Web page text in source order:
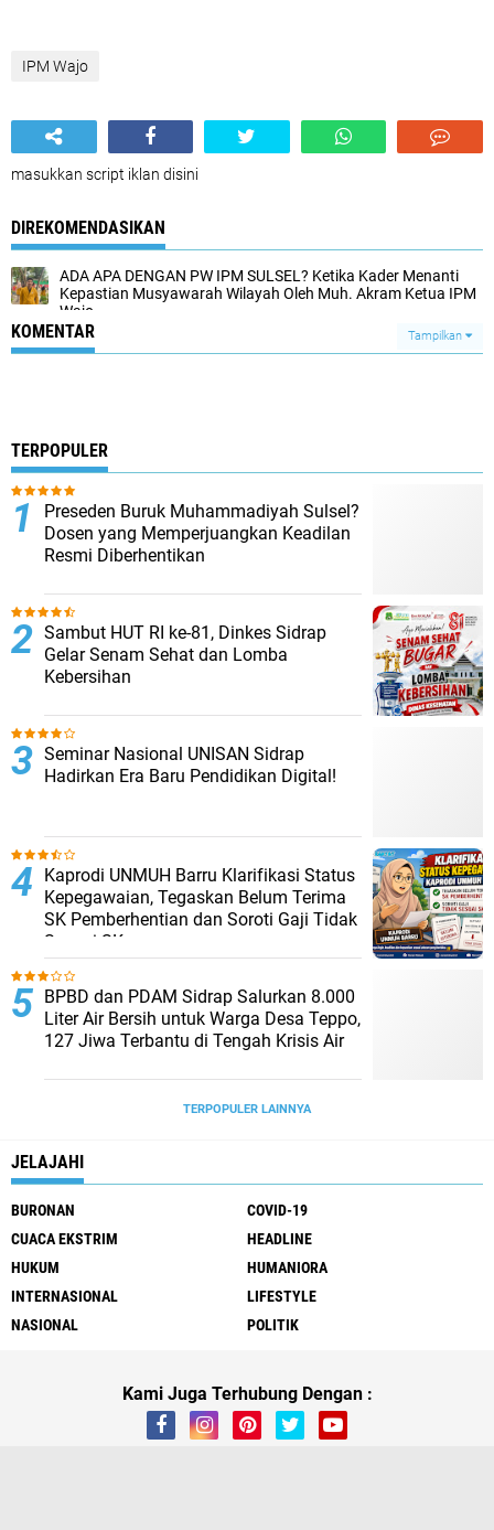
IPM Wajo
masukkan script iklan disini
DIREKOMENDASIKAN
ADA APA DENGAN PW IPM SULSEL? Ketika Kader Menanti
Kepastian Musyawarah Wilayah Oleh Muh. Akram Ketua IPM
Wajo
KOMENTAR Tampilkan
TERPOPULER
Preseden Buruk Muhammadiyah Sulsel?
Dosen yang Memperjuangkan Keadilan
Resmi Diberhentikan
Sambut HUT RI ke-81, Dinkes Sidrap
Gelar Senam Sehat dan Lomba
Kebersihan
Seminar Nasional UNISAN Sidrap
Hadirkan Era Baru Pendidikan Digital!
Kaprodi UNMUH Barru Klarifikasi Status
Kepegawaian, Tegaskan Belum Terima
SK Pemberhentian dan Soroti Gaji Tidak
Sesuai SK
BPBD dan PDAM Sidrap Salurkan 8.000
Liter Air Bersih untuk Warga Desa Teppo,
127 Jiwa Terbantu di Tengah Krisis Air
TERPOPULER LAINNYA
JELAJAHI
BURONAN
COVID-19
CUACA EKSTRIM
HEADLINE
HUKUM
HUMANIORA
INTERNASIONAL
LIFESTYLE
NASIONAL
POLITIK
Kami Juga Terhubung Dengan :